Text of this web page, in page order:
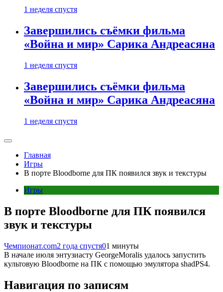
1 неделя спустя
Завершились съёмки фильма
«Война и мир» Сарика Андреасяна
1 неделя спустя
Завершились съёмки фильма
«Война и мир» Сарика Андреасяна
1 неделя спустя
Главная
Игры
В порте Bloodborne для ПК появился звук и текстуры
Игры
В порте Bloodborne для ПК появился
звук и текстуры
Чемпионат.com2 года спустя01 минуты
В начале июля энтузиасту GeorgeMoralis удалось запустить
культовую Bloodborne на ПК с помощью эмулятора shadPS4.
Навигация по записям